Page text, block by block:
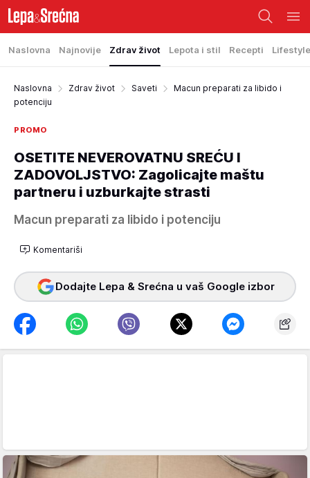
Naslovna Najnovije Zdrav život Lepota i stil Recepti Lifestyle
Naslovna Zdrav život Saveti
Macun preparati za libido i
potenciju
PROMO
OSETITE NEVEROVATNU SREĆU I
ZADOVOLJSTVO: Zagolicajte maštu
partneru i uzburkajte strasti
Macun preparati za libido i potenciju
Komentariši
Dodajte Lepa & Srećna u vaš Google izbor